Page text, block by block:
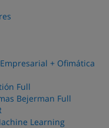
+ Ofimática
Full
Bejerman Full
Learning